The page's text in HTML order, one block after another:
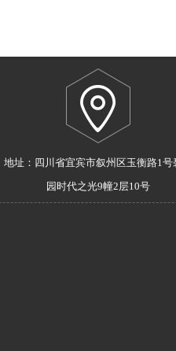
地址：四川省宜宾市叙州区玉衡路1号
园时代之光9幢2层10号